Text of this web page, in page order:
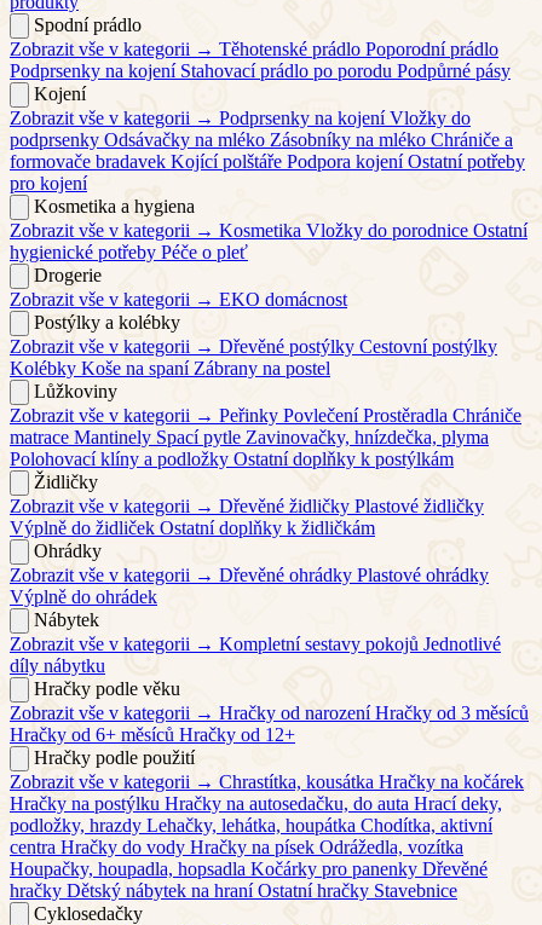
Spodní prádlo
Zobrazit vše v kategorii → Těhotenské prádlo Poporodní prádlo
Podprsenky na kojení Stahovací prádlo po porodu Podpůrné pásy
Kojení
Zobrazit vše v kategorii → Podprsenky na kojení Vložky do
podprsenky Odsávačky na mléko Zásobníky na mléko Chrániče a
formovače bradavek Kojící polštáře Podpora kojení Ostatní potřeby
pro kojení
Kosmetika a hygiena
Zobrazit vše v kategorii → Kosmetika Vložky do porodnice Ostatní
hygienické potřeby Péče o pleť
Drogerie
Zobrazit vše v kategorii → EKO domácnost
Postýlky a kolébky
Zobrazit vše v kategorii → Dřevěné postýlky Cestovní postýlky
Kolébky Koše na spaní Zábrany na postel
Lůžkoviny
Zobrazit vše v kategorii → Peřinky Povlečení Prostěradla Chrániče
matrace Mantinely Spací pytle Zavinovačky, hnízdečka, plyma
Polohovací klíny a podložky Ostatní doplňky k postýlkám
Židličky
Zobrazit vše v kategorii → Dřevěné židličky Plastové židličky
Výplně do židliček Ostatní doplňky k židličkám
Ohrádky
Zobrazit vše v kategorii → Dřevěné ohrádky Plastové ohrádky
Výplně do ohrádek
Nábytek
Zobrazit vše v kategorii → Kompletní sestavy pokojů Jednotlivé
díly nábytku
Hračky podle věku
Zobrazit vše v kategorii → Hračky od narození Hračky od 3 měsíců
Hračky od 6+ měsíců Hračky od 12+
Hračky podle použití
Zobrazit vše v kategorii → Chrastítka, kousátka Hračky na kočárek
Hračky na postýlku Hračky na autosedačku, do auta Hrací deky,
podložky, hrazdy Lehačky, lehátka, houpátka Chodítka, aktivní
centra Hračky do vody Hračky na písek Odrážedla, vozítka
Houpačky, houpadla, hopsadla Kočárky pro panenky Dřevěné
hračky Dětský nábytek na hraní Ostatní hračky Stavebnice
Cyklosedačky